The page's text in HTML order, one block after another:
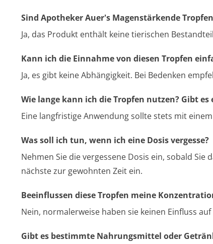
Sind Apotheker Auer's Magenstärkende
Ja, das Produkt enthält keine tierischen
Kann ich die Einnahme von diesen Tropfen
Ja, es gibt keine Abhängigkeit. Bei Bedenken
Wie lange kann ich die Tropfen nutzen? Gibt
Eine langfristige Anwendung sollte stets mit
Was soll ich tun, wenn ich eine Dosis vergesse?
Nehmen Sie die vergessene Dosis ein, sobald
nächste zur gewohnten Zeit ein.
Beeinflussen diese Tropfen meine
Nein, normalerweise haben sie keinen Einfluss
Gibt es bestimmte Nahrungsmittel oder